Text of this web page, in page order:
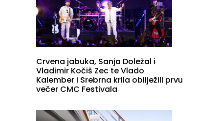
Crvena jabuka, Sanja Doležal i
Vladimir Kočiš Zec te Vlado
Kalember i Srebrna krila obilježili prvu
večer CMC Festivala